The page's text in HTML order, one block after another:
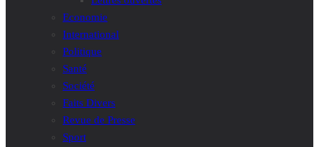
Economie
International
Politique
Santé
Société
Faits Divers
Revue de Presse
Sport